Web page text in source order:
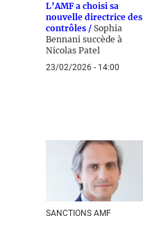
L’AMF a choisi sa
nouvelle directrice des
contrôles / Sophia
Bennani succède à
Nicolas Patel
23/02/2026 - 14:00
SANCTIONS AMF